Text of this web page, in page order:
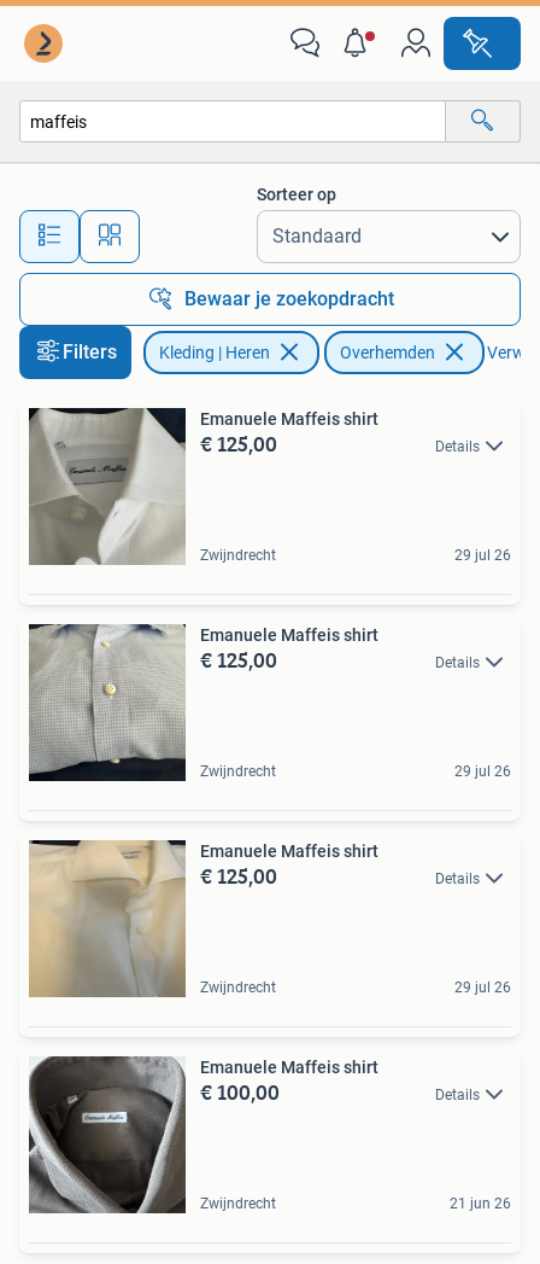
Alle afstanden…
Sorteer op
Bewaar je zoekopdracht
Filters Kleding | Heren Overhemden
Emanuele Maffeis shirt
€ 125,00 Details
Zwijndrecht 29 jul 26
Emanuele Maffeis shirt
€ 125,00 Details
Zwijndrecht 29 jul 26
Emanuele Maffeis shirt
€ 125,00 Details
Zwijndrecht 29 jul 26
Emanuele Maffeis shirt
€ 100,00 Details
Zwijndrecht 21 jun 26